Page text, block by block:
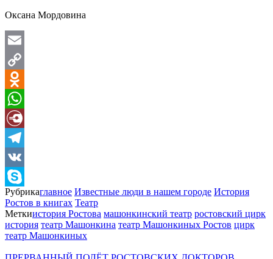
Оксана Мордовина
Email
Copy
Link
Odnoklassniki
WhatsApp
Diary.Ru
Telegram
VK
Skype
Рубрикаглавное Известные люди в нашем городе История
Ростов в книгах Театр
Меткиистория Ростова машонкинский театр ростовский цирк
история театр Машонкина театр Машонкиных Ростов цирк
театр Машонкиных